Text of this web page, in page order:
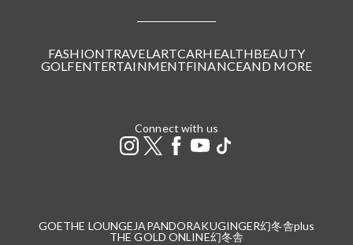
FASHIONTRAVELARTCARHEALTHBEAUTY
GOLFENTERTAINMENTFINANCEAND MORE
Connect with us
GOETHE LOUNGE JAPANDORAKUGINGER幻冬舎plus
THE GOLD ONLINE幻冬舎